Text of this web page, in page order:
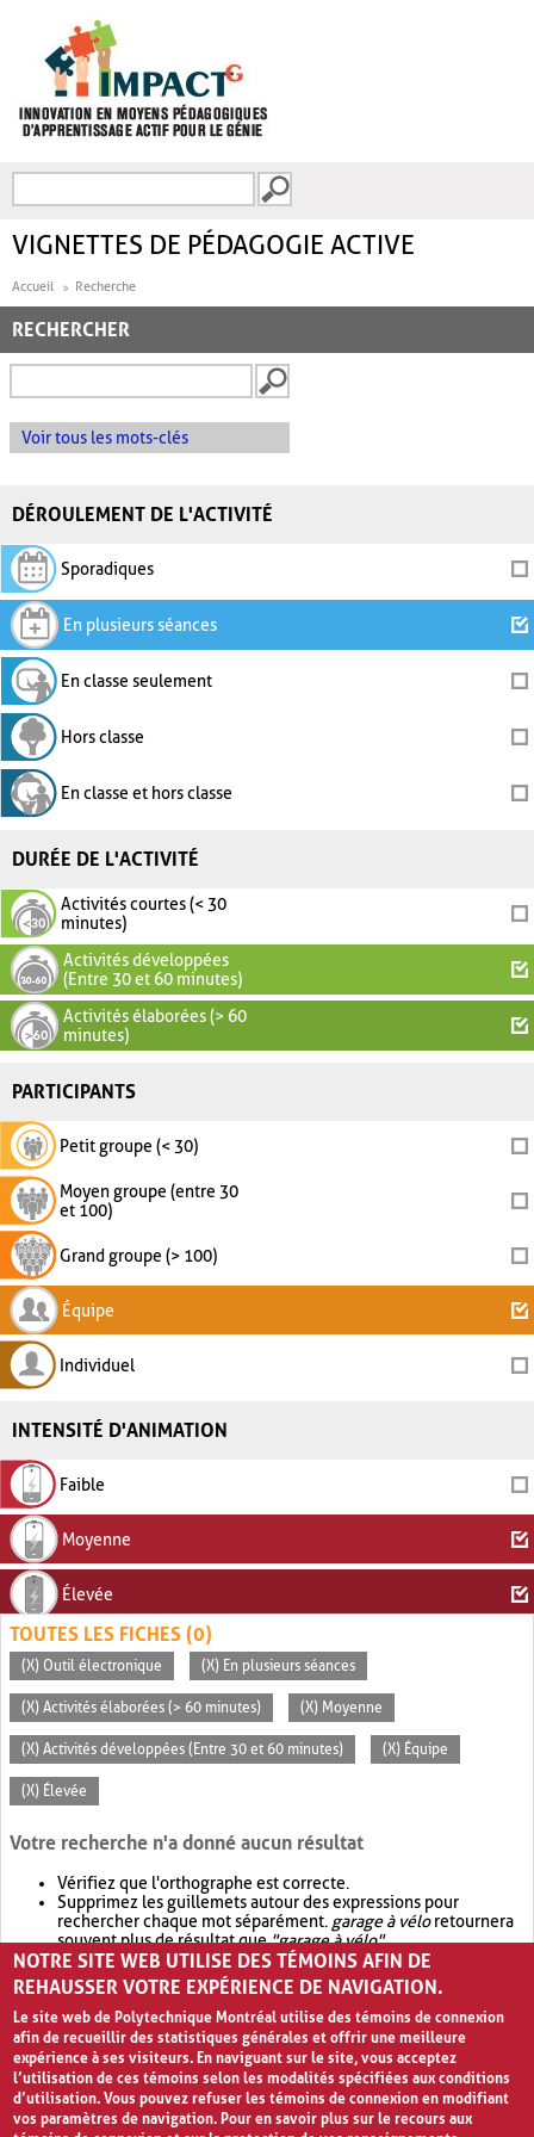
FORMULAIRE DE
VIGNETTES DE PÉDAGOGIE ACTIVE
Accueil Recherche
RECHERCHER
Voir tous les mots-clés
DÉROULEMENT DE L'ACTIVITÉ
Sporadiques
En plusieurs séances
En classe seulement
Hors classe
En classe et hors classe
DURÉE DE L'ACTIVITÉ
Activités courtes (< 30
minutes)
Activités développées
(Entre 30 et 60 minutes)
Activités élaborées (> 60
minutes)
PARTICIPANTS
Petit groupe (< 30)
Moyen groupe (entre 30
et 100)
Grand groupe (> 100)
Équipe
Individuel
INTENSITÉ D'ANIMATION
Faible
Moyenne
Élevée
TOUTES LES FICHES (0)
(X) Outil électronique (X) En plusieurs séances
(X) Activités élaborées (> 60 minutes) (X) Moyenne
(X) Activités développées (Entre 30 et 60 minutes) (X) Équipe
(X) Élevée
Votre recherche n'a donné aucun résultat
Vérifiez que l'orthographe est correcte.
Supprimez les guillemets autour des expressions pour
rechercher chaque mot séparément. garage à véloretournera
souvent plus de résultat que"garage à vélo".
Envisagez d'élargir votre recherche avec OR.garage OR vélo
retournera souvent plus de résultat quegarage à vélo
NOTRE SITE WEB UTILISE DES TÉMOINS AFIN DE
REHAUSSER VOTRE EXPÉRIENCE DE NAVIGATION.
Le site web de Polytechnique Montréal utilise des témoins de connexion
afin de recueillir des statistiques générales et offrir une meilleure
expérience à ses visiteurs. En naviguant sur le site, vous acceptez
l’utilisation de ces témoins selon les modalités spécifiées aux conditions
d’utilisation. Vous pouvez refuser les témoins de connexion en modifiant
vos paramètres de navigation. Pour en savoir plus sur le recours aux